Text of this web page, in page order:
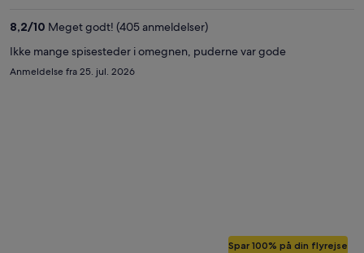
8,2/10 Meget godt! (405 anmeldelser)
Ikke mange spisesteder i omegnen, puderne var gode
Anmeldelse fra 25. jul. 2026
Spar 100% på din flyrejse